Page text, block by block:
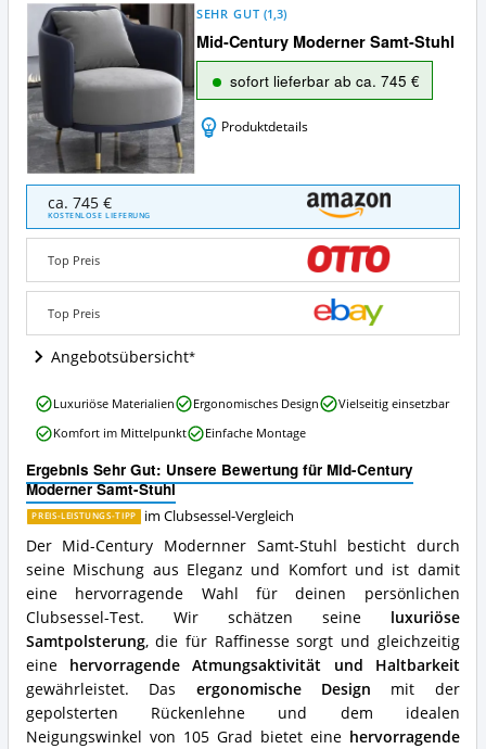
Mid-Century Moderner Samt-Stuhl
SEHR GUT (1,3)
sofort lieferbar ab ca. 745 €
Produktdetails
Mid-
Century
Moderner
Samt-
Stuhl
Angebote:
ist
dieser
Clubsessel
ca. 745 €
KOSTENLOSE LIEFERUNG
Top Preis
Top Preis
Angebotsübersicht
Ergebnis Sehr Gut: Unsere Bewertung für Mid-Century
Moderner Samt-Stuhl
PREIS-LEISTUNGS-TIPP im Clubsessel-Vergleich
Der Mid-Century Modernner Samt-Stuhl besticht durch
seine Mischung aus Eleganz und Komfort und ist damit
eine hervorragende Wahl für deinen persönlichen
Clubsessel-Test. Wir schätzen seine luxuriöse
Samtpolsterung, die für Raffinesse sorgt und gleichzeitig
eine hervorragende Atmungsaktivität und Haltbarkeit
gewährleistet. Das ergonomische Design mit der
gepolsterten Rückenlehne und dem idealen
Neigungswinkel von 105 Grad bietet eine hervorragende
Mid-
Century
Moderner
Stuhl
Vorteile:
Was
spricht
für
diesen
Clubsessel?
Luxuriöse Materialien Ergonomisches Design
Vielseitig einsetzbar
Komfort im Mittelpunkt
Einfache Montage